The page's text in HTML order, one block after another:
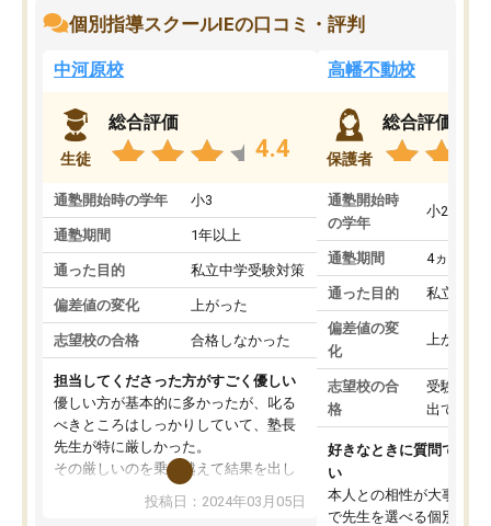
個別指導スクールIEの口コミ・評判
中河原校
生徒
総合評価
4.4
通塾開始時の学年 小3
通塾期間 1年以上
通った目的 私立中学受験対策
偏差値の変化 上がった
志望校の合格 合格しなかった
担当してくださった方がすごく優しい
優しい方が基本的に多かったが、叱る
べきところはしっかりしていて、塾長
先生が特に厳しかった。
その厳しいのを乗り越えて結果を出し
た時ちゃんと塾長先生が褒めてくれた
ので、また褒められたいと思い更に頑
投稿日：2024年03月05日
高幡不動校
保護者
総合評価
通塾開始時
の学年
小2
通塾期間 4ヵ月～1
通った目的 私立中学
偏差値の変
化
上がった
志望校の合
格
受験して
出ていな
好きなときに質問できる
い
本人との相性が大事だと
で先生を選べる個別指導